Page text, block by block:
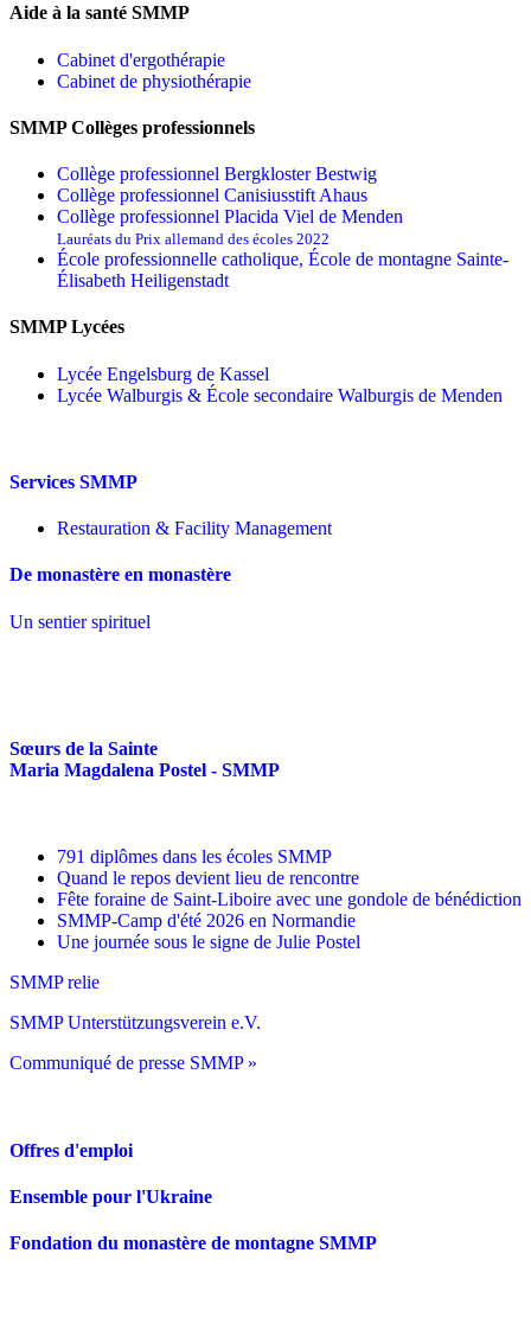
Aide à la santé SMMP
Cabinet d'ergothérapie
Cabinet de physiothérapie
SMMP Collèges professionnels
Collège professionnel Bergkloster Bestwig
Collège professionnel Canisiusstift Ahaus
Collège professionnel Placida Viel de Menden
Lauréats du Prix allemand des écoles 2022
École professionnelle catholique, École de montagne Sainte-
Élisabeth Heiligenstadt
SMMP Lycées
Lycée Engelsburg de Kassel
Lycée Walburgis & École secondaire Walburgis de Menden
Services SMMP
Restauration & Facility Management
De monastère en monastère
Un sentier spirituel
Sœurs de la Sainte
Maria Magdalena Postel - SMMP
791 diplômes dans les écoles SMMP
Quand le repos devient lieu de rencontre
Fête foraine de Saint-Liboire avec une gondole de bénédiction
SMMP-Camp d'été 2026 en Normandie
Une journée sous le signe de Julie Postel
SMMP relie
SMMP Unterstützungsverein e.V.
Communiqué de presse SMMP »
Offres d'emploi
Ensemble pour l'Ukraine
Fondation du monastère de montagne SMMP